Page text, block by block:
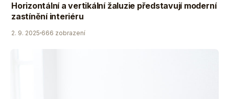
Horizontální a vertikální žaluzie představují moderní
zastínění interiéru
2. 9. 2025 666 zobrazení